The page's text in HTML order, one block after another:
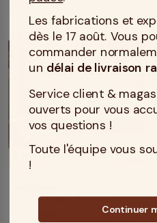
MADE IN TOURCOING
Latex 100% naturel
100% latex naturel
Les fabrications et
dès le 17 août. Vous
commander
un délai de livraison
Service client &
ouverts pour vous
vos questions !
Toute l'équipe vous
!
Continuer